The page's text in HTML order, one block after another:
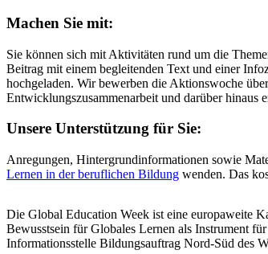
Machen Sie mit:
Sie können sich mit Aktivitäten rund um die
Beitrag mit einem begleitenden Text und einer
hochgeladen. Wir bewerben die Aktionswoche
Entwicklungszusammenarbeit und darüber hinaus
Unsere Unterstützung für Sie:
Anregungen, Hintergrundinformationen sowie
Lernen in der beruflichen Bildung wenden. Das
Die Global Education Week ist eine europaweite
Bewusstsein für Globales Lernen als Instrument
Informationsstelle Bildungsauftrag Nord-Süd des